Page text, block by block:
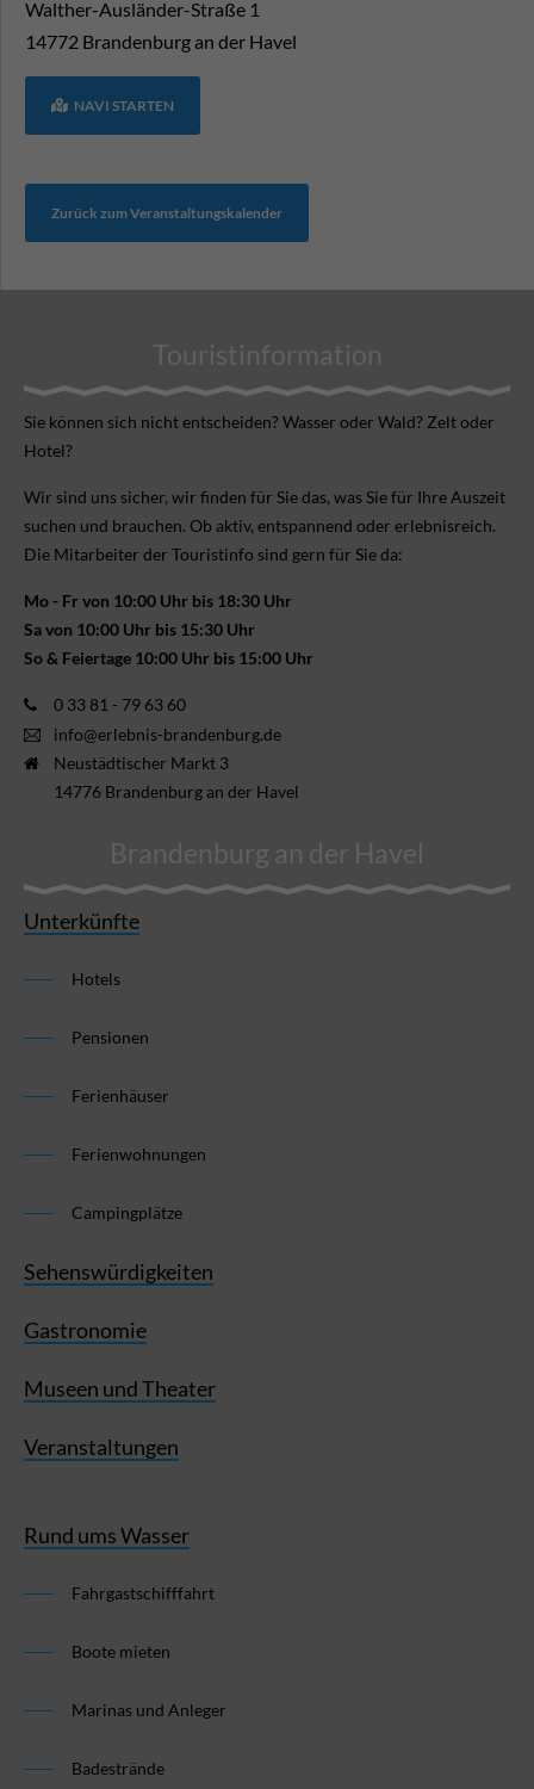
Walther-Ausländer-Straße 1
14772 Brandenburg an der Havel
NAVI STARTEN
Zurück zum Veranstaltungskalender
Touristinformation
Sie können sich nicht ent­scheiden? Wasser oder Wald? Zelt oder
Hotel?
Wir sind uns sicher, wir finden für Sie das, was Sie für Ihre Aus­zeit
suchen und brauchen. Ob aktiv, ent­spannend oder erlebnis­reich.
Die Mitarbeiter der Touristinfo sind gern für Sie da:
Mo - Fr von 10:00 Uhr bis 18:30 Uhr
Sa von 10:00 Uhr bis 15:30 Uhr
So & Feiertage 10:00 Uhr bis 15:00 Uhr
0 33 81 - 79 63 60
info@erlebnis-brandenburg.de
Neustädtischer Markt 3
14776 Brandenburg an der Havel
Brandenburg an der Havel
Unterkünfte
Hotels
Pensionen
Ferienhäuser
Ferienwohnungen
Campingplätze
Sehenswürdigkeiten
Gastronomie
Museen und Theater
Veranstaltungen
Rund ums Wasser
Fahrgastschifffahrt
Boote mieten
Marinas und Anleger
Badestrände